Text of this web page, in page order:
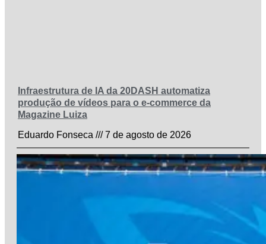
Infraestrutura de IA da 20DASH automatiza
produção de vídeos para o e-commerce da
Magazine Luiza
Eduardo Fonseca
7 de agosto de 2026